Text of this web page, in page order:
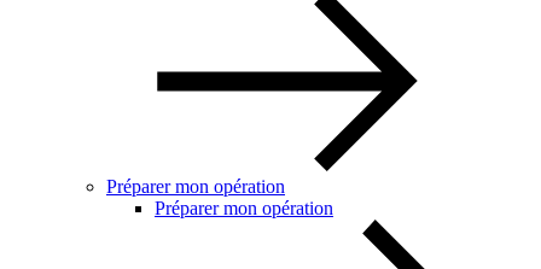
Préparer mon opération
Préparer mon opération